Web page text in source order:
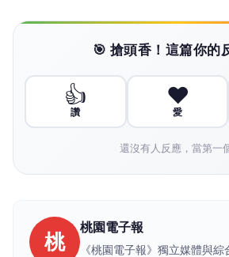
🎯 搶頭香！這篇你的
👍
讚
❤️
愛
還沒有人反應，當第一
桃
桃園電子報
《桃園電子報》獨立媒體與